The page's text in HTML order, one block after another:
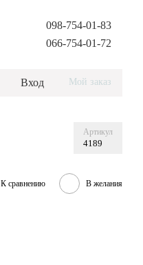
098-754-01-83
066-754-01-72
Вход Мой заказ
Артикул
4189
К сравнению В желания